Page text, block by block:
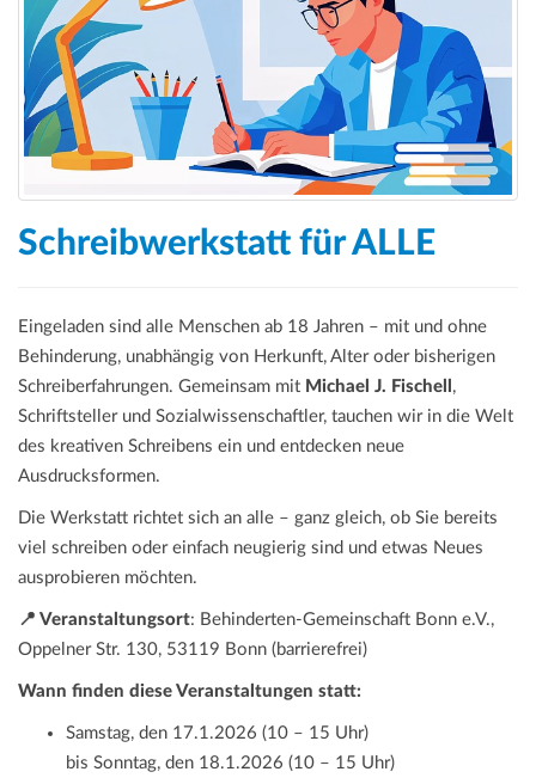
i
n
Schreibwerkstatt für ALLE
Eingeladen sind alle Menschen ab 18 Jahren – mit und ohne
Behinderung, unabhängig von Herkunft, Alter oder bisherigen
Schreiberfahrungen. Gemeinsam mit Michael J. Fischell ,
Schriftsteller und Sozialwissenschaftler, tauchen wir in die Welt
des kreativen Schreibens ein und entdecken neue
Ausdrucksformen.
Die Werkstatt richtet sich an alle – ganz gleich, ob Sie bereits
viel schreiben oder einfach neugierig sind und etwas Neues
ausprobieren möchten.
📍 Veranstaltungsort: Behinderten-Gemeinschaft Bonn e.V.,
Oppelner Str. 130, 53119 Bonn (barrierefrei)
Wann finden diese Veranstaltungen statt:
Samstag, den 17.1.2026 (10 – 15 Uhr)
bis Sonntag, den 18.1.2026 (10 – 15 Uhr)